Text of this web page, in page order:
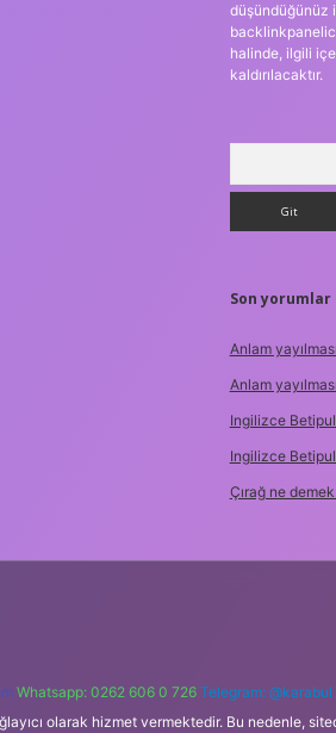
düşündüğünüz
halinde, ilgili
kaldırılacaktır.
Son yorumlar
Anlam
Anlam
Ingilizce
Ingilizce
Çırağ ne
Whatsapp: 0262 606 0 726 Telegram: @karabul
olarak hizmet vermektedir. Bu nedenle,